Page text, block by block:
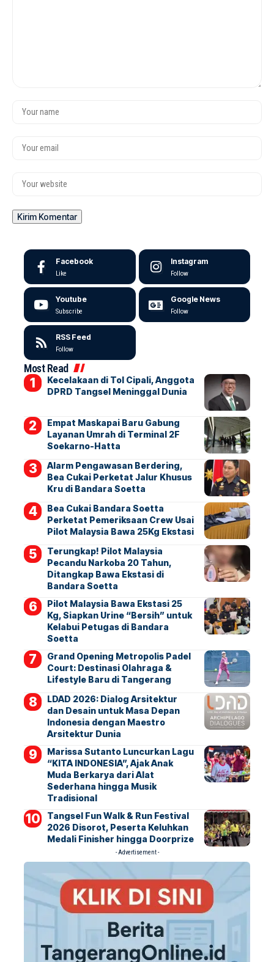
Facebook
Like
Instagram
Follow
Youtube
Subscribe
Google News
Follow
RSS Feed
Follow
Most Read
Kecelakaan di Tol Cipali, Anggota
DPRD Tangsel Meninggal Dunia
Empat Maskapai Baru Gabung
Layanan Umrah di Terminal 2F
Soekarno-Hatta
Alarm Pengawasan Berdering,
Bea Cukai Perketat Jalur Khusus
Kru di Bandara Soetta
Bea Cukai Bandara Soetta
Perketat Pemeriksaan Crew Usai
Pilot Malaysia Bawa 25Kg Ekstasi
Terungkap! Pilot Malaysia
Pecandu Narkoba 20 Tahun,
Ditangkap Bawa Ekstasi di
Bandara Soetta
Pilot Malaysia Bawa Ekstasi 25
Kg, Siapkan Urine “Bersih” untuk
Kelabui Petugas di Bandara
Soetta
Grand Opening Metropolis Padel
Court: Destinasi Olahraga &
Lifestyle Baru di Tangerang
LDAD 2026: Dialog Arsitektur
dan Desain untuk Masa Depan
Indonesia dengan Maestro
Arsitektur Dunia
Marissa Sutanto Luncurkan Lagu
“KITA INDONESIA”, Ajak Anak
Muda Berkarya dari Alat
Sederhana hingga Musik
Tradisional
Tangsel Fun Walk & Run Festival
2026 Disorot, Peserta Keluhkan
Medali Finisher hingga Doorprize
- Advertisement -